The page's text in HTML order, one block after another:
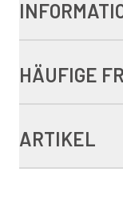
HÄUFIGE
ARTIKEL